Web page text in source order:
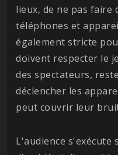
lieux, de ne pas faire
téléphones et
également stricte
doivent respecter le
des spectateurs,
déclencher les
peut couvrir leur
L'audience s'exécute